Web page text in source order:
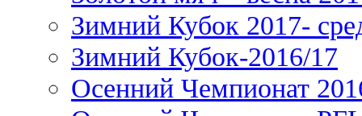
Зимний Кубок 2017-
Зимний Кубок-2016/17
Осенний Чемпионат